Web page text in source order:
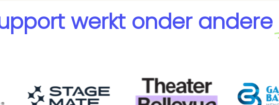
werkt onder andere